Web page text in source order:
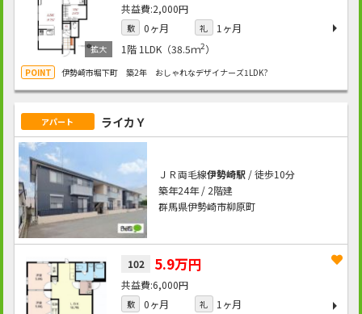
2,000円
敷 0ヶ月 礼
1ヶ月
1階 1LDK（38.5ｍ2）
伊勢崎市堀下町 築2年 おしゃれなデザイナーズ1LDK?
アパート ライカＹ
ＪＲ両毛線伊勢崎駅/ 徒歩10分
築年24年 / 2階建
群馬県伊勢崎市柳原町
102 5.9万円
6,000円
敷 0ヶ月 礼
1ヶ月